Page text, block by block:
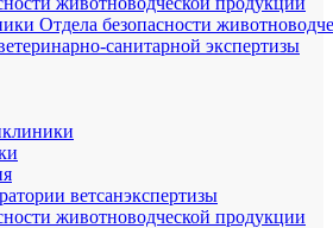
Отдела безопасности
санитарной экспертизы
ветсанэкспертизы
животноводческой продукции